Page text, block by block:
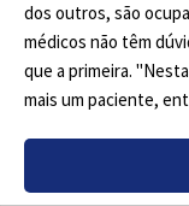
dos outros, são
médicos não têm
que a primeira.
mais um paciente,